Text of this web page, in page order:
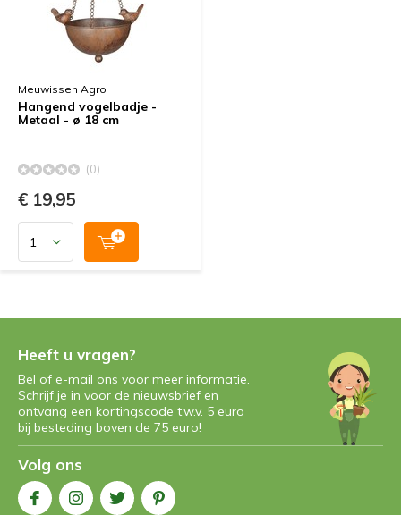
Meuwissen Agro
Hangend vogelbadje -
Metaal - ø 18 cm
(0)
€ 19,95
Heeft u vragen?
Bel of e-mail ons voor meer informatie.
Schrijf je in voor de nieuwsbrief en
ontvang een kortingscode t.w.v. 5 euro
bij besteding boven de 75 euro!
Volg ons